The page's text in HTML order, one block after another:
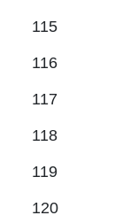
115
116
117
118
119
120